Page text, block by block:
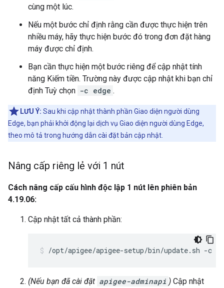
cùng một lúc.
Nếu một bước chỉ định rằng cần được thực hiện trên
nhiều máy, hãy thực hiện bước đó trong đơn đặt hàng
máy được chỉ định.
Bạn cần thực hiện một bước riêng để cập nhật tính
năng Kiếm tiền. Trường này được cập nhật khi bạn chỉ
định Tuỳ chọn -c edge .
LƯU Ý: Sau khi cập nhật thành phần Giao diện người dùng
Edge, bạn phải khởi động lại dịch vụ Giao diện người dùng Edge,
theo mô tả trong hướng dẫn cài đặt bản cập nhật.
Nâng cấp riêng lẻ với 1 nút
Cách nâng cấp cấu hình độc lập 1 nút lên phiên bản
4.19.06:
Cập nhật tất cả thành phần:
/opt/apigee/apigee-setup/bin/update.sh -
(Nếu bạn đã cài đặt apigee-adminapi ) Cập nhật